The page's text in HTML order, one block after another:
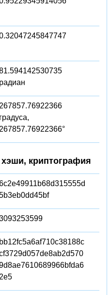
радиан
267857.76922366
градуса,
267857.76922366°
криптография
bb12fc5a6af710c38188c
2e5